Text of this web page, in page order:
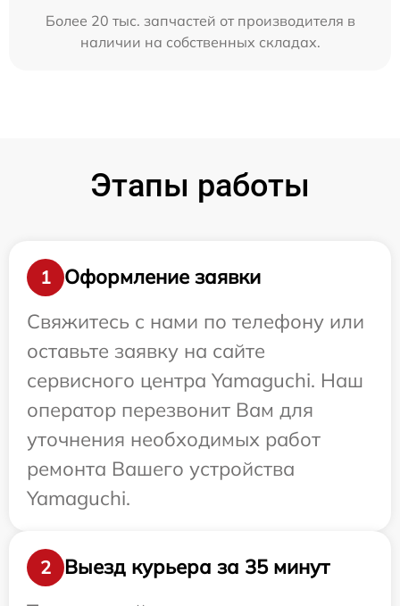
Более 20 тыс. запчастей от производителя в
наличии на собственных складах.
Этапы работы
1
Оформление заявки
Свяжитесь с нами по телефону или
оставьте заявку на сайте
сервисного центра Yamaguchi. Наш
оператор перезвонит Вам для
уточнения необходимых работ
ремонта Вашего устройства
Yamaguchi.
2
Выезд курьера за 35 минут